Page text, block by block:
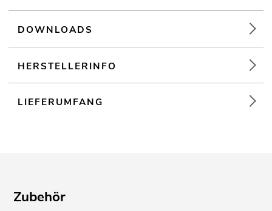
DOWNLOADS
HERSTELLERINFO
LIEFERUMFANG
Zubehör